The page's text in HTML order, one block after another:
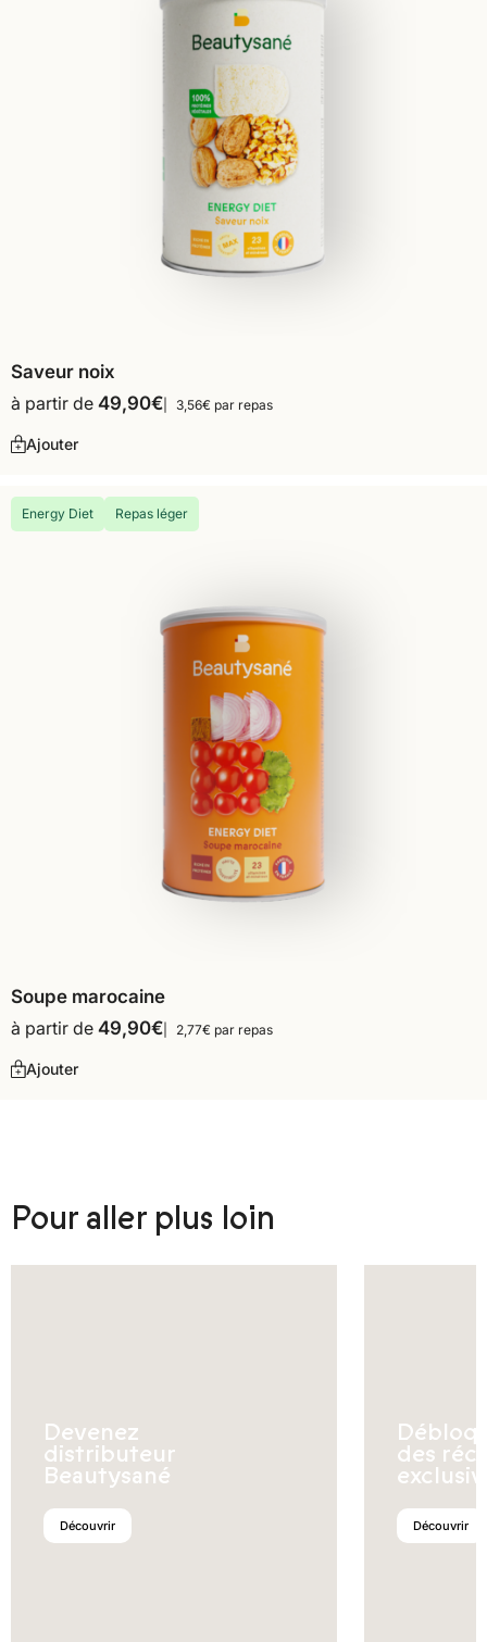
Saveur noix
à partir de 49,90€ 3,56€ par repas
Ajouter
Energy Diet Repas léger
Soupe marocaine
à partir de 49,90€ 2,77€ par repas
Ajouter
Pour aller plus loin
Devenez
distributeur
Beautysané
Découvrir
des
Découvrir